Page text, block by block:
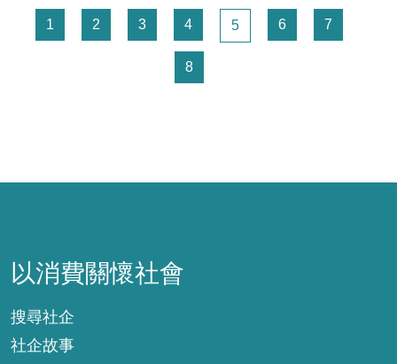
Pagination
頁面
1 頁面
2 頁面
3 頁面
4 頁面
5 頁面
6 頁面
7
頁面
8
以消費關懷社會
搜尋社企
社企故事